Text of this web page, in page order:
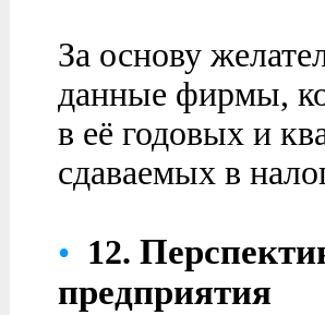
За основу
данные фирмы,
в её годовых и
сдаваемых в
• 12.
предприятия